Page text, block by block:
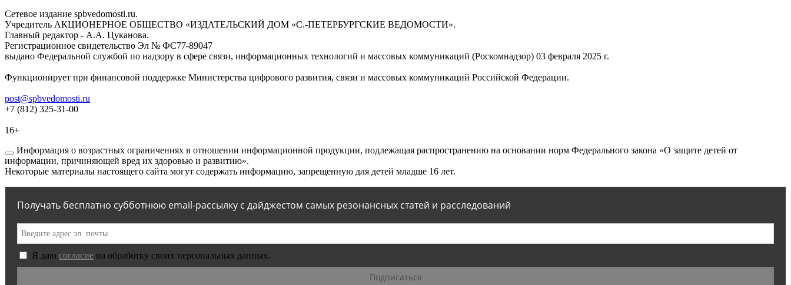
Сетевое издание spbvedomosti.ru.
Учредитель АКЦИОНЕРНОЕ ОБЩЕСТВО «ИЗДАТЕЛЬСКИЙ ДОМ «С.-ПЕТЕРБУРГСКИЕ ВЕДОМОСТИ».
Главный редактор - А.А. Цуканова.
Регистрационное свидетельство Эл № ФС77-89047
выдано Федеральной службой по надзору в сфере связи, информационных технологий и массовых коммуникаций (Роскомнадзор) 03 февраля 2025 г.
Функционирует при финансовой поддержке Министерства цифрового развития, связи и массовых коммуникаций Российской Федерации.
post@spbvedomosti.ru
+7 (812) 325-31-00
16+
Информация о возрастных ограничениях в отношении информационной продукции, подлежащая распространению на основании норм Федерального закона «О защите детей от
информации, причиняющей вред их здоровью и развитию».
Некоторые материалы настоящего сайта могут содержать информацию, запрещенную для детей младше 16 лет.
Получать бесплатно субботнюю email-рассылку с дайджестом самых резонансных статей и расследований
Я даю согласие на обработку своих персональных данных.